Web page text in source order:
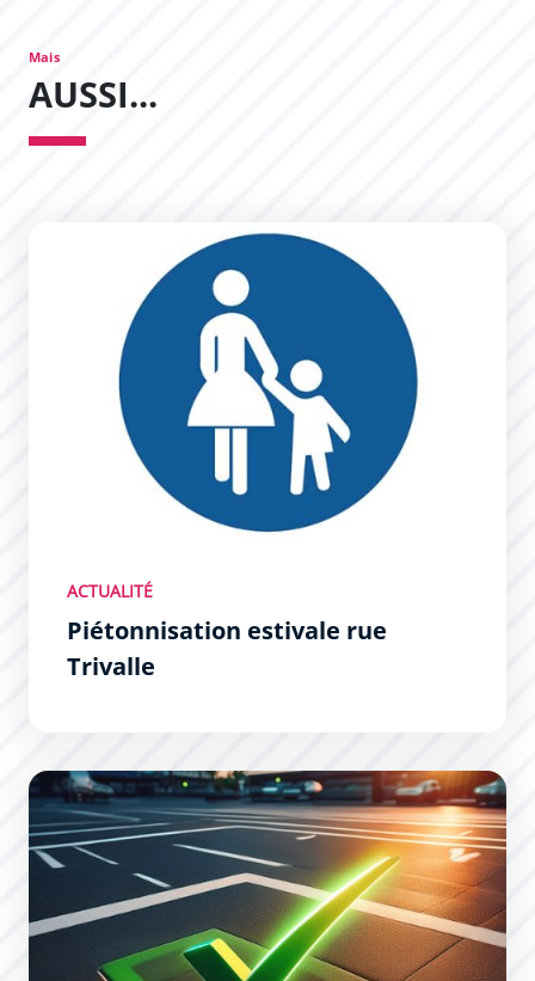
Mais
AUSSI...
Piétonnisation estivale rue Trivalle
ACTUALITÉ
Piétonnisation estivale rue
Trivalle
Réservation d&#039;une place de stationnement